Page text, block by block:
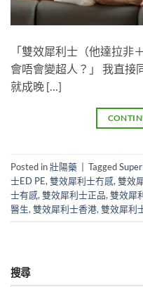
「雙效犀利士（他達拉非
會唔會變超人？」 我直接
就成晚 […]
Posted in壯陽藥 Tagged
士ED PE, 雙效犀利士冇感, 雙效
士有感, 雙效犀利士正品, 雙效犀
醫生, 雙效犀利士香港, 雙效犀利
搜尋